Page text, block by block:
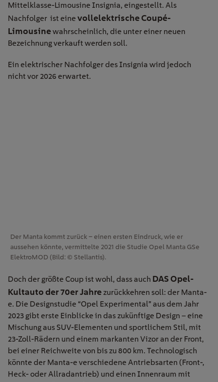
Mittelklasse-Limousine Insignia, eingestellt. Als
Nachfolger ist eine vollelektrische Coupé-
Limousinewahrscheinlich, die unter einer neuen
Bezeichnung verkauft werden soll.
Ein elektrischer Nachfolger des Insignia wird jedoch
nicht vor 2026 erwartet.
Der Manta kommt zurück – einen ersten Eindruck, wie er
aussehen könnte, vermittelte 2021 die Studie Opel Manta GSe
ElektroMOD (Bild: © Stellantis).
Doch der größte Coup ist wohl, dass auch DAS Opel-
Kultauto der 70er Jahrezurückkehren soll: der Manta-
e. Die Designstudie “Opel Experimental” aus dem Jahr
2023 gibt erste Einblicke in das zukünftige Design – eine
Mischung aus SUV-Elementen und sportlichem Stil, mit
23-Zoll-Rädern und einem markanten Vizor an der Front,
bei einer Reichweite von bis zu 800 km. Technologisch
könnte der Manta-e verschiedene Antriebsarten (Front-,
Heck- oder Allradantrieb) und einen Innenraum mit